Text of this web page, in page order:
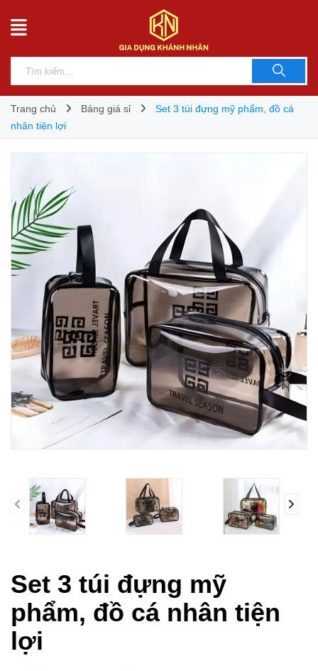
Trang chủ Bảng giá sỉ
Set 3 túi đựng mỹ phẩm, đồ cá
nhân tiện lợi
prev
Set 3 túi đựng mỹ
phẩm, đồ cá nhân tiện
lợi